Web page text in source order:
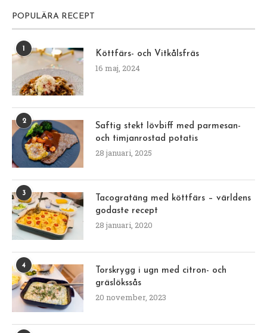
POPULÄRA RECEPT
1
Köttfärs- och Vitkålsfräs
16 maj, 2024
2
Saftig stekt lövbiff med parmesan-
och timjanrostad potatis
28 januari, 2025
3
Tacogratäng med köttfärs – världens
godaste recept
28 januari, 2020
4
Torskrygg i ugn med citron- och
gräslökssås
20 november, 2023